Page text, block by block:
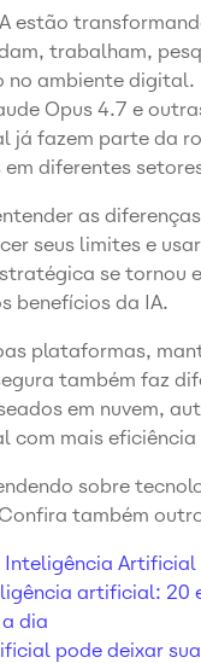
estão
trabalham,
no ambiente
Opus 4.7 e
já fazem parte da
em diferentes
as
seus limites e
se tornou
benefícios da IA.
plataformas,
também faz
em nuvem,
com mais eficiência
sobre
também
Inteligência Artificial
artificial: 20
dia
pode deixar